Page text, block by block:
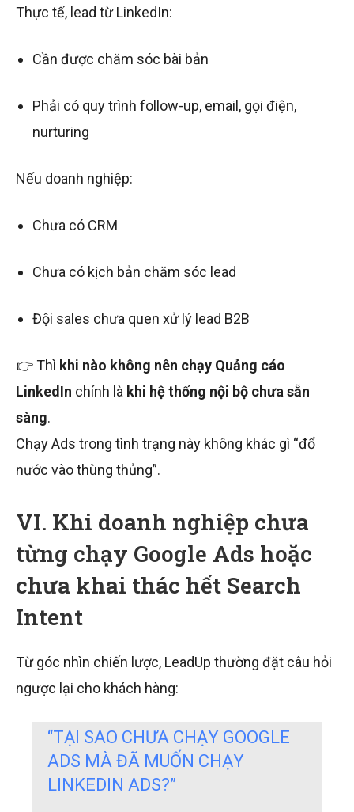
Thực tế, lead từ LinkedIn:
Cần được chăm sóc bài bản
Phải có quy trình follow-up, email, gọi điện,
nurturing
Nếu doanh nghiệp:
Chưa có CRM
Chưa có kịch bản chăm sóc lead
Đội sales chưa quen xử lý lead B2B
👉 Thì khi nào không nên chạy Quảng cáo
LinkedIn chính là khi hệ thống nội bộ chưa sẵn
sàng.
Chạy Ads trong tình trạng này không khác gì “đổ
nước vào thùng thủng”.
VI. Khi doanh nghiệp chưa
từng chạy Google Ads hoặc
chưa khai thác hết Search
Intent
Từ góc nhìn chiến lược, LeadUp thường đặt câu hỏi
ngược lại cho khách hàng:
“TẠI SAO CHƯA CHẠY GOOGLE
ADS MÀ ĐÃ MUỐN CHẠY
LINKEDIN ADS?”